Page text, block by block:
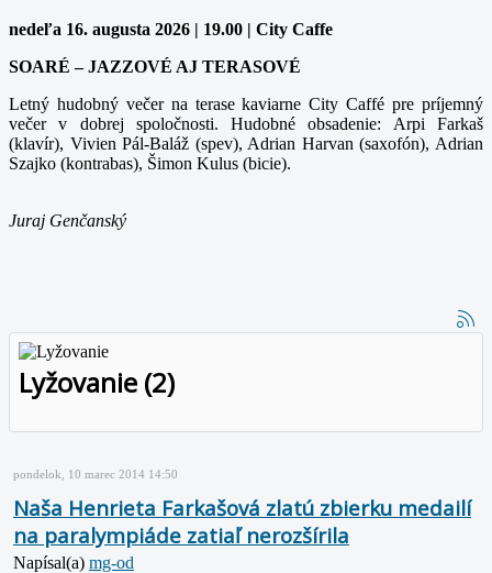
nedeľa 16. augusta 2026 | 19.00 | City Caffe
SOARÉ – JAZZOVÉ AJ TERASOVÉ
Letný hudobný večer na terase kaviarne City Caffé pre príjemný
večer v dobrej spoločnosti. Hudobné obsadenie: Arpi Farkaš
(klavír), Vivien Pál-Baláž (spev), Adrian Harvan (saxofón), Adrian
Szajko (kontrabas), Šimon Kulus (bicie).
Juraj Genčanský
Lyžovanie (2)
pondelok, 10 marec 2014 14:50
Naša Henrieta Farkašová zlatú zbierku medailí
na paralympiáde zatiaľ nerozšírila
Napísal(a) mg-od